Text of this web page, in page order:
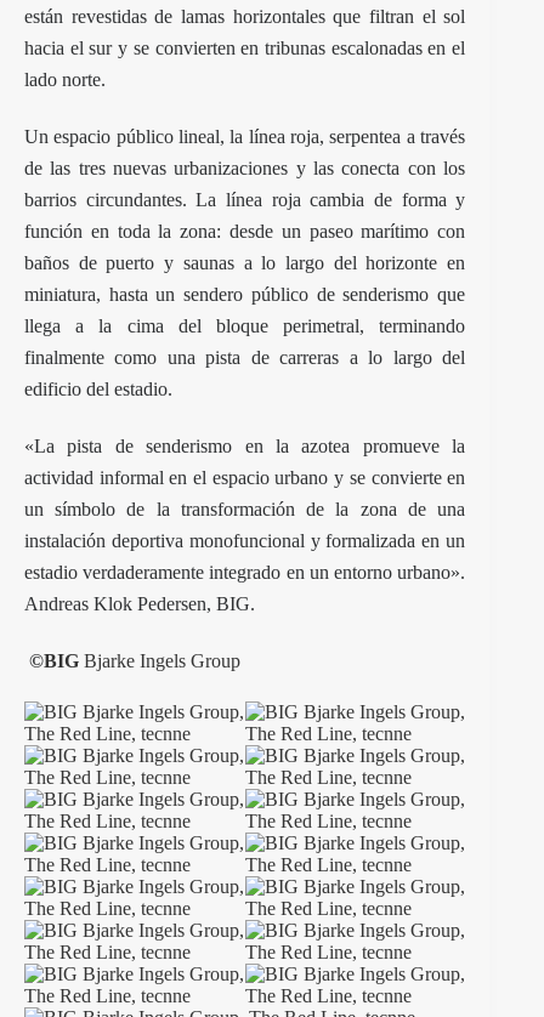
están revestidas de lamas horizontales que filtran el sol
hacia el sur y se convierten en tribunas escalonadas en el
lado norte.
Un espacio público lineal, la línea roja, serpentea a través
de las tres nuevas urbanizaciones y las conecta con los
barrios circundantes. La línea roja cambia de forma y
función en toda la zona: desde un paseo marítimo con
baños de puerto y saunas a lo largo del horizonte en
miniatura, hasta un sendero público de senderismo que
llega a la cima del bloque perimetral, terminando
finalmente como una pista de carreras a lo largo del
edificio del estadio.
«La pista de senderismo en la azotea promueve la
actividad informal en el espacio urbano y se convierte en
un símbolo de la transformación de la zona de una
instalación deportiva monofuncional y formalizada en un
estadio verdaderamente integrado en un entorno urbano».
Andreas Klok Pedersen, BIG.
©BIG Bjarke Ingels Group